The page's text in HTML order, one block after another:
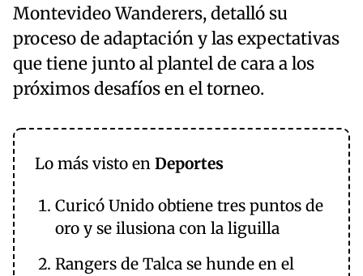
Montevideo Wanderers, detalló su
proceso de adaptación y las expectativas
que tiene junto al plantel de cara a los
próximos desafíos en el torneo.
Lo más visto en Deportes
Curicó Unido obtiene tres puntos de
oro y se ilusiona con la liguilla
Rangers de Talca se hunde en el